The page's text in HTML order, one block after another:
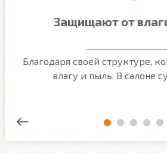
Защищают от
Благодаря своей структуре,
влагу и пыль. В салоне